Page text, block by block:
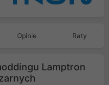
Opinie Raty
Lamptron